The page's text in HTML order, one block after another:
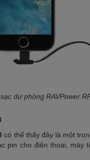
dự phòng RAVPower
có thể thấy đây là một
pin cho điện thoại, máy